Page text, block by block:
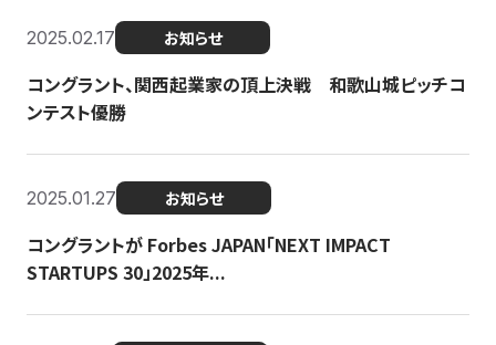
2025.02.17 お知らせ
コングラント、関西起業家の頂上決戦 和歌山城ピッチコ
ンテスト優勝
2025.01.27 お知らせ
コングラントが Forbes JAPAN「NEXT IMPACT
STARTUPS 30」2025年...